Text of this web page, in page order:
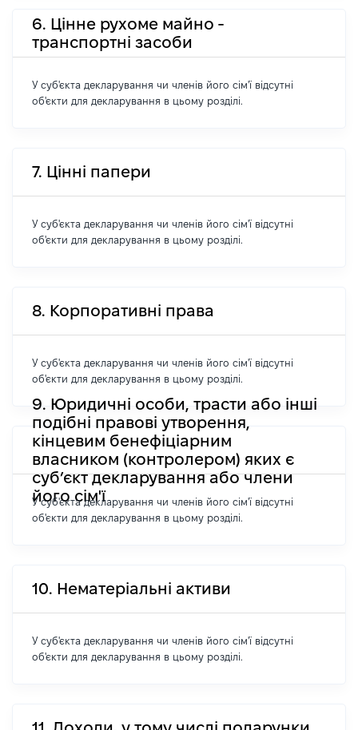
6. Цінне рухоме майно -
транспортні засоби
У суб'єкта декларування чи членів його сім'ї відсутні
об'єкти для декларування в цьому розділі.
7. Цінні папери
У суб'єкта декларування чи членів його сім'ї відсутні
об'єкти для декларування в цьому розділі.
8. Корпоративні права
У суб'єкта декларування чи членів його сім'ї відсутні
об'єкти для декларування в цьому розділі.
9. Юридичні особи, трасти або інші
подібні правові утворення,
кінцевим бенефіціарним
власником (контролером) яких є
суб’єкт декларування або члени
його сім'ї
У суб'єкта декларування чи членів його сім'ї відсутні
об'єкти для декларування в цьому розділі.
10. Нематеріальні активи
У суб'єкта декларування чи членів його сім'ї відсутні
об'єкти для декларування в цьому розділі.